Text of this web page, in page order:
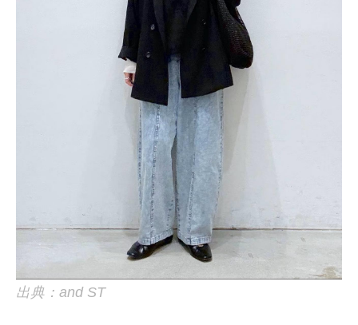
出典：and ST